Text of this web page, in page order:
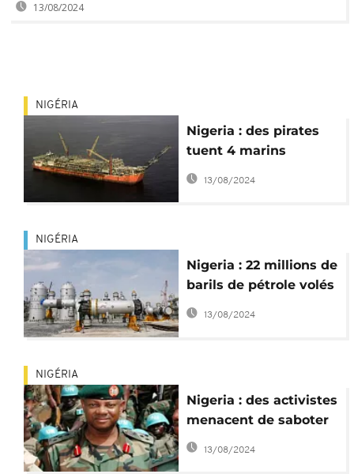
13/08/2024
NIGÉRIA
Nigeria : des pirates
tuent 4 marins
nigerians et
13/08/2024
NIGÉRIA
Nigeria : 22 millions de
barils de pétrole volés
en 6 mois
13/08/2024
NIGÉRIA
Nigeria : des activistes
menacent de saboter
les installations
pétrolières dans le
13/08/2024